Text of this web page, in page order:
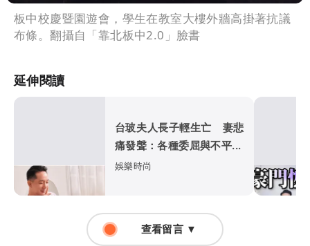
板中校慶暨園遊會，學生在教室大樓外牆高掛著抗議
布條。翻攝自「靠北板中2.0」臉書
延伸閱讀
台玻夫人長子輕生亡 妻悲
痛發聲：各種委屈與不平...
娛樂時尚
查看留言 ▼